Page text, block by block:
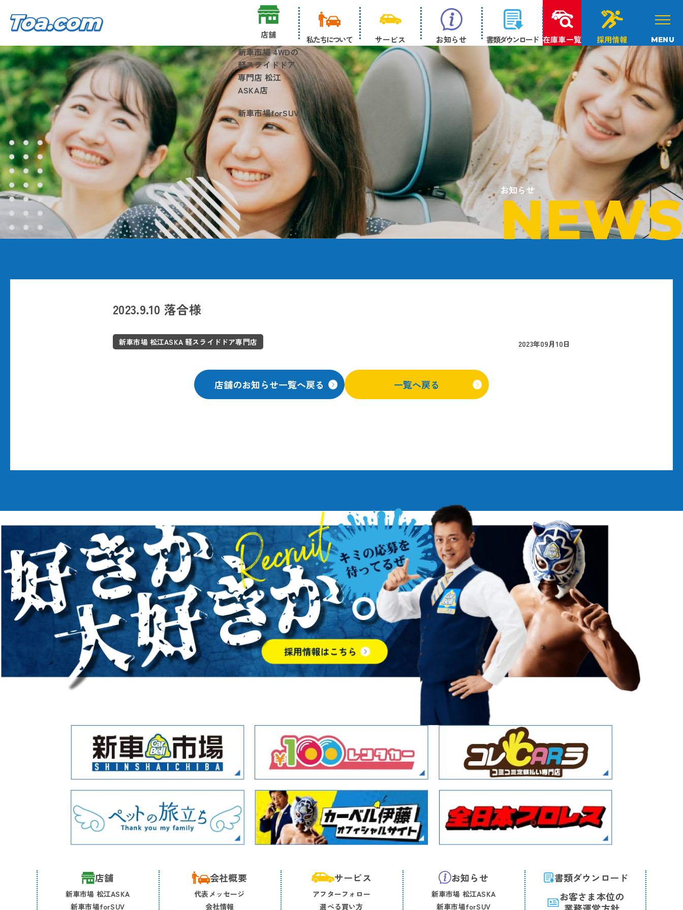
店舗
新車市場 4WDの
軽スライドドア
専門店 松江
ASKA店
新車市場forSUV
私たちについて サービス お知らせ 書類ダウンロード 在庫車一覧 採用情報 MENU
お知らせ
NEWS
2023.9.10 落合様
新車市場 松江ASKA 軽スライドドア専門店 2023年09月10日
店舗のお知らせ一覧へ戻る 一覧へ戻る
店舗
新車市場 松江ASKA
新車市場forSUV
会社概要
代表メッセージ
会社情報
サービス
アフターフォロー
選べる買い方
お知らせ
新車市場 松江ASKA
新車市場forSUV
書類ダウンロード
お客さま本位の